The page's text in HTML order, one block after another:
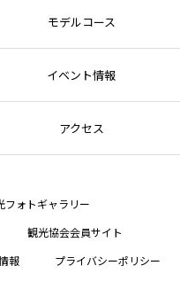
モデルコース
イベント情報
アクセス
フォトギャラリー
観光協会会員サイト
報 プライバシーポリシー